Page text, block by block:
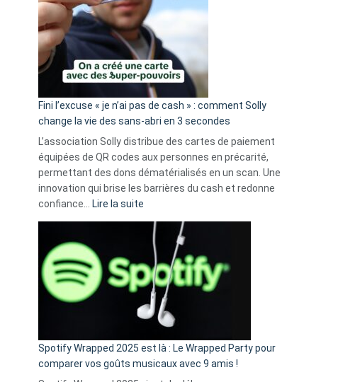
Fini l’excuse « je n’ai pas de cash » : comment Solly
change la vie des sans-abri en 3 secondes
L’association Solly distribue des cartes de paiement
équipées de QR codes aux personnes en précarité,
permettant des dons dématérialisés en un scan. Une
innovation qui brise les barrières du cash et redonne
confiance…
Lire la suite
l’excuse
je
n’ai
pas
de
cash
»
Spotify Wrapped 2025 est là : Le Wrapped Party pour
comparer vos goûts musicaux avec 9 amis !